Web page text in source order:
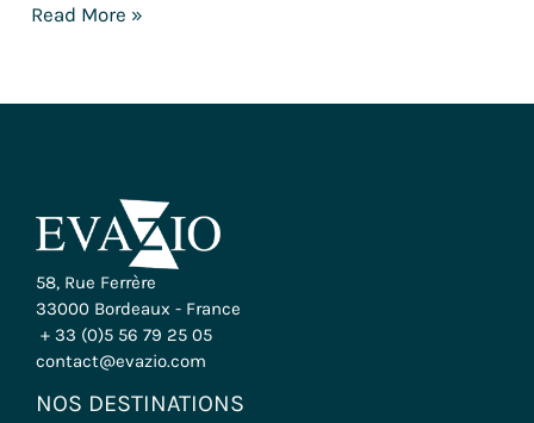
Read More »
58, Rue Ferrère
33000 Bordeaux - France
+ 33 (0)5 56 79 25 05
contact@evazio.com
NOS DESTINATIONS